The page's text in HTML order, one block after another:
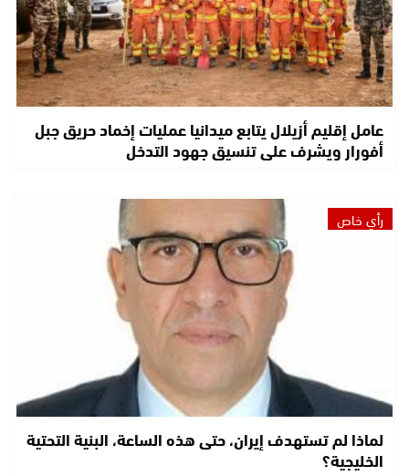
عامل إقليم أزيلال يتابع ميدانيا عمليات إخماد حريق جبل
أفورار ويشرف على تنسيق جهود التدخل
رأي خاص
لماذا لم تستهدف إيران، حتى هذه الساعة، البنية التحتية
الخليجية؟